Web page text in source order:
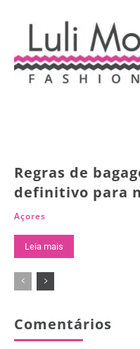
Regras de
definitivo para
Açores
Leia mais
Comentários